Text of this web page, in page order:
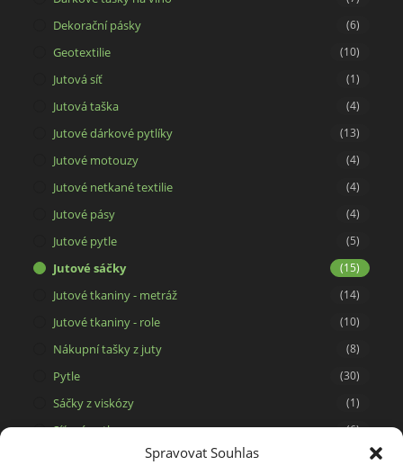
Spravovat Souhlas
Dekorační pásky (6)
Geotextilie (10)
Jutová síť (1)
Jutová taška (4)
Jutové dárkové pytlíky (13)
Jutové motouzy (4)
Jutové netkané textilie (4)
Jutové pásy (4)
Jutové pytle (5)
Jutové sáčky (15)
Jutové tkaniny - metráž (14)
Jutové tkaniny - role (10)
Nákupní tašky z juty (8)
Pytle (30)
Sáčky z viskózy (1)
Síťové pytle (6)
Svíčky ze 100% včelího vosku